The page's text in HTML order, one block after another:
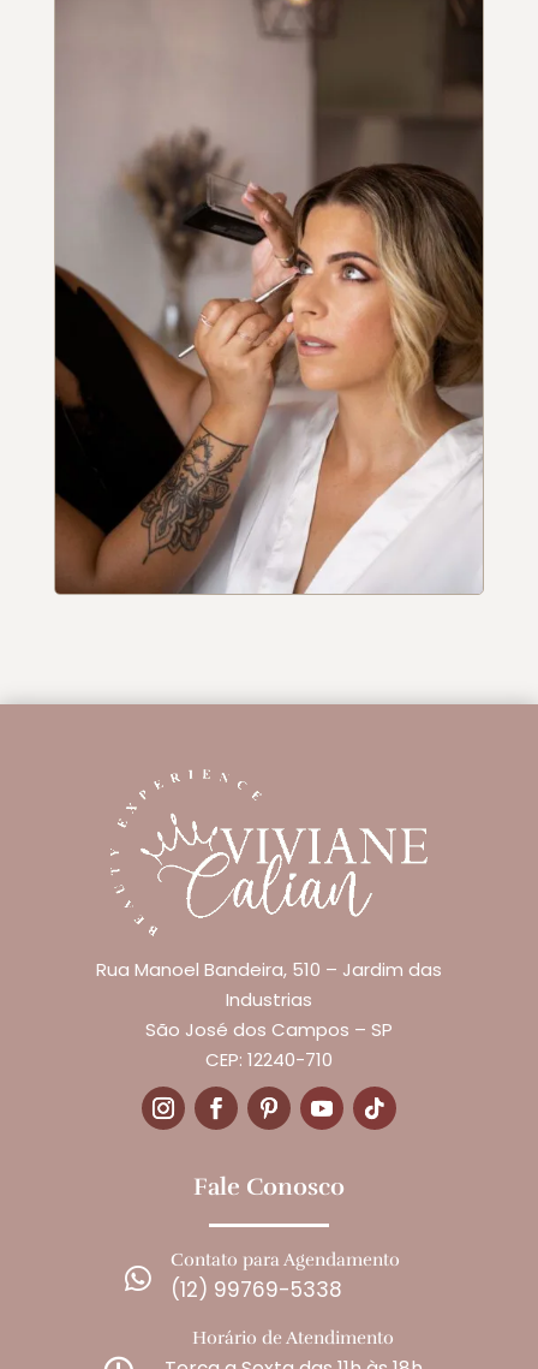
Rua Manoel Bandeira, 510 – Jardim das
Industrias
São José dos Campos – SP
CEP: 12240-710
Fale Conosco

Contato para Agendamento
(12) 99769-5338
Horário de Atendimento